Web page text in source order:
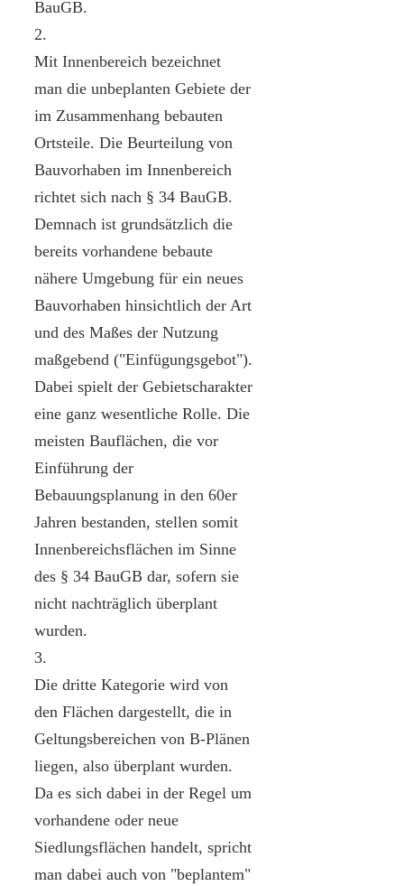
BauGB.
2.
Mit Innenbereich bezeichnet
man die unbeplanten Gebiete der
im Zusammenhang bebauten
Ortsteile. Die Beurteilung von
Bauvorhaben im Innenbereich
richtet sich nach § 34 BauGB.
Demnach ist grundsätzlich die
bereits vorhandene bebaute
nähere Umgebung für ein neues
Bauvorhaben hinsichtlich der Art
und des Maßes der Nutzung
maßgebend ("Einfügungsgebot").
Dabei spielt der Gebietscharakter
eine ganz wesentliche Rolle. Die
meisten Bauflächen, die vor
Einführung der
Bebauungsplanung in den 60er
Jahren bestanden, stellen somit
Innenbereichsflächen im Sinne
des § 34 BauGB dar, sofern sie
nicht nachträglich überplant
wurden.
3.
Die dritte Kategorie wird von
den Flächen dargestellt, die in
Geltungsbereichen von B-Plänen
liegen, also überplant wurden.
Da es sich dabei in der Regel um
vorhandene oder neue
Siedlungsflächen handelt, spricht
man dabei auch von "beplantem"